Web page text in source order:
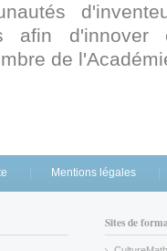
afin
de
Mentions légales
Sites de